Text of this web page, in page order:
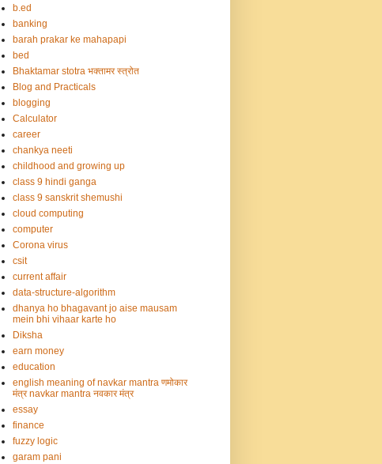
b.ed
banking
barah prakar ke mahapapi
bed
Bhaktamar stotra भक्तामर स्त्रोत
Blog and Practicals
blogging
Calculator
career
chankya neeti
childhood and growing up
class 9 hindi ganga
class 9 sanskrit shemushi
cloud computing
computer
Corona virus
csit
current affair
data-structure-algorithm
dhanya ho bhagavant jo aise mausam
mein bhi vihaar karte ho
Diksha
earn money
education
english meaning of navkar mantra णमोकार
मंत्र navkar mantra नवकार मंत्र
essay
finance
fuzzy logic
garam pani